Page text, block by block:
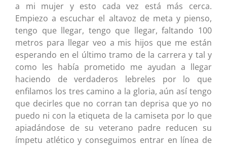
a mi mujer y esto cada vez está más cerca.
Empiezo a escuchar el altavoz de meta y pienso,
tengo que llegar, tengo que llegar, faltando 100
metros para llegar veo a mis hijos que me están
esperando en el último tramo de la carrera y tal y
como les había prometido me ayudan a llegar
haciendo de verdaderos lebreles por lo que
enfilamos los tres camino a la gloria, aún así tengo
que decirles que no corran tan deprisa que yo no
puedo ni con la etiqueta de la camiseta por lo que
apiadándose de su veterano padre reducen su
ímpetu atlético y conseguimos entrar en línea de